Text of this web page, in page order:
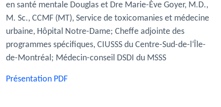
en santé mentale Douglas et Dre Marie-Ève Goyer, M.D.,
M. Sc., CCMF (MT), Service de toxicomanies et médecine
urbaine, Hôpital Notre-Dame; Cheffe adjointe des
programmes spécifiques, CIUSSS du Centre-Sud-de-l’Île-
de-Montréal; Médecin-conseil DSDI du MSSS
Présentation PDF